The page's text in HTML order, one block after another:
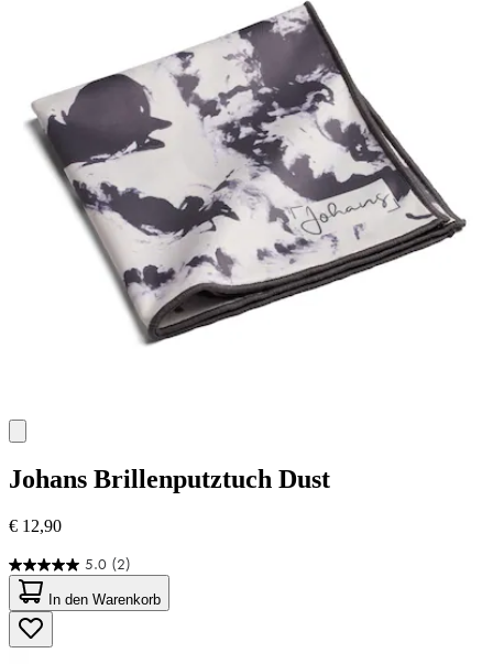
Johans Brillenputztuch Dust
€ 12,90
5.0 (2)
5.0
von
5
Sternen.
2
In den Warenkorb